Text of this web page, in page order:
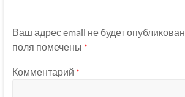
Ваш адрес email не будет опубликован.
поля помечены *
Комментарий *